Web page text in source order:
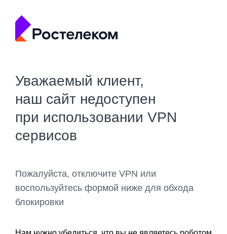
Уважаемый клиент,
наш сайт недоступен
при использовании VPN
сервисов
Пожалуйста, отключите VPN или
воспользуйтесь формой ниже для обхода
блокировки